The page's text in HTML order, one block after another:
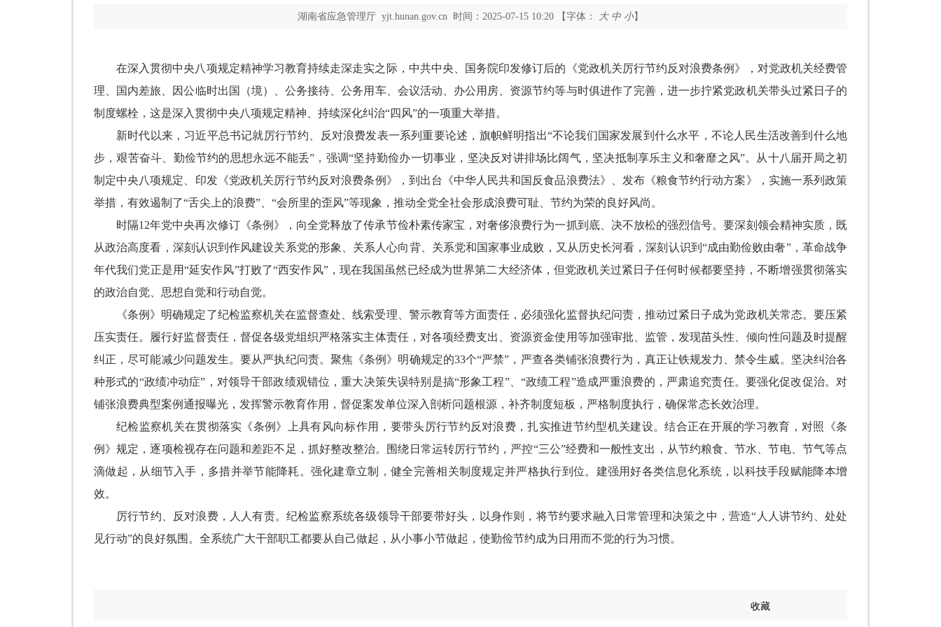
湖南省应急管理厅 yjt.hunan.gov.cn 时间：2025-07-15 10:20 【字体： 大 中 小】
在深入贯彻中央八项规定精神学习教育持续走深走实之际，中共中央、国务院印发修订后的《党政机关厉行节约反对浪费条例》，对党政机关经费管
理、国内差旅、因公临时出国（境）、公务接待、公务用车、会议活动、办公用房、资源节约等与时俱进作了完善，进一步拧紧党政机关带头过紧日子的
制度螺栓，这是深入贯彻中央八项规定精神、持续深化纠治“四风”的一项重大举措。
新时代以来，习近平总书记就厉行节约、反对浪费发表一系列重要论述，旗帜鲜明指出“不论我们国家发展到什么水平，不论人民生活改善到什么地
步，艰苦奋斗、勤俭节约的思想永远不能丢” ，强调“坚持勤俭办一切事业，坚决反对讲排场比阔气，坚决抵制享乐主义和奢靡之风”。从十八届开局之初
制定中央八项规定、印发《党政机关厉行节约反对浪费条例》，到出台《中华人民共和国反食品浪费法》、发布《粮食节约行动方案》，实施一系列政策
举措，有效遏制了“舌尖上的浪费” “会所里的歪风”等现象，推动全党全社会形成浪费可耻、节约为荣的良好风尚。
时隔12年党中央再次修订《条例》，向全党释放了传承节俭朴素传家宝，对奢侈浪费行为一抓到底、决不放松的强烈信号。要深刻领会精神实质，既
从政治高度看，深刻认识到作风建设关系党的形象、关系人心向背、关系党和国家事业成败，又从历史长河看，深刻认识到 “成由勤俭败由奢”，革命战争
年代我们党正是用“延安作风”打败了“西安作风”，现在我国虽然已经成为世界第二大经济体，但党政机关过紧日子任何时候都要坚持，不断增强贯彻落实
的政治自觉、思想自觉和行动自觉。
《条例》明确规定了纪检监察机关在监督查处、线索受理、警示教育等方面责任，必须强化监督执纪问责，推动过紧日子成为党政机关常态。要压紧
压实责任。履行好监督责任，督促各级党组织严格落实主体责任，对各项经费支出、资源资金使用等加强审批、监管，发现苗头性、倾向性问题及时提醒
纠正，尽可能减少问题发生。要从严执纪问责。聚焦《条例》明确规定的33个“严禁” ，严查各类铺张浪费行为，真正让铁规发力、禁令生威。坚决纠治各
种形式的“政绩冲动症” ，对领导干部政绩观错位，重大决策失误特别是搞“形象工程”、 “政绩工程”造成严重浪费的，严肃追究责任。要强化促改促治。对
铺张浪费典型案例通报曝光，发挥警示教育作用，督促案发单位深入剖析问题根源，补齐制度短板，严格制度执行，确保常态长效治理。
纪检监察机关在贯彻落实《条例》上具有风向标作用，要带头厉行节约反对浪费，扎实推进节约型机关建设。结合正在开展的学习教育，对照《条
例》规定，逐项检视存在问题和差距不足，抓好整改整治。围绕日常运转厉行节约，严控“三公”经费和一般性支出，从节约粮食、节水、节电、节气等点
滴做起，从细节入手，多措并举节能降耗。强化建章立制，健全完善相关制度规定并严格执行到位。建强用好各类信息化系统，以科技手段赋能降本增
效。
厉行节约、反对浪费，人人有责。纪检监察系统各级领导干部要带好头，以身作则，将节约要求融入日常管理和决策之中，营造“ 人人讲节约、处处
见行动”的良好氛围。全系统广大干部职工都要从自己做起，从小事小节做起，使勤俭节约成为日用而不觉的行为习惯。
收藏